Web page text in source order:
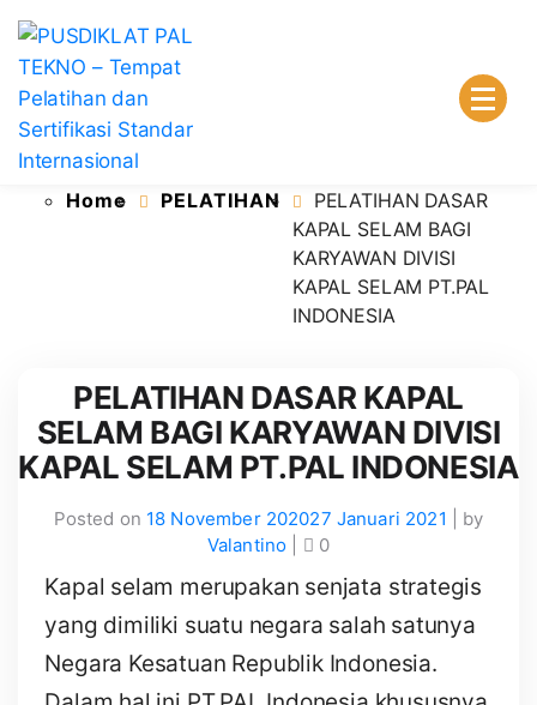
PUSDIKLAT PAL TEKNO – Tempat
Pelatihan dan Sertifikasi Standar
Lembaga Pelatihan dan Sertifikasi Standar
Home PELATIHAN
PELATIHAN DASAR
KAPAL SELAM BAGI
KARYAWAN DIVISI
KAPAL SELAM PT.PAL
INDONESIA
PELATIHAN DASAR KAPAL
SELAM BAGI KARYAWAN DIVISI
KAPAL SELAM PT.PAL INDONESIA
Posted on 18 November 202027 Januari 2021
by
Valantino
0
Kapal selam merupakan senjata strategis
yang dimiliki suatu negara salah satunya
Negara Kesatuan Republik Indonesia.